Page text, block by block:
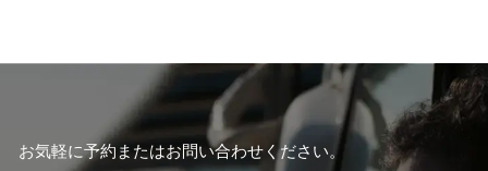
お気軽に予約またはお問い合わせください。